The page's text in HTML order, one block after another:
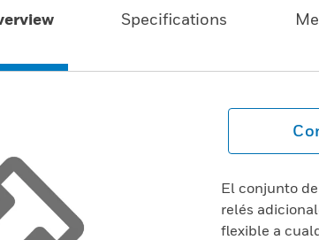
Specifications
El conjunto
relés
flexible a